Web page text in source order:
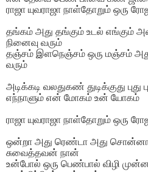
ராஜா யுவராஜா நாள்தோறும் ஒரு
தங்கம் அது தங்கும் உடல் எங்கும்
நினைவு வரும்
தஞ்சம் இளநெஞ்சம் ஒரு மஞ்சம்
வரும்
அடிக்கடி வலதுகண் துடிக்குது புது
எந்நாளும் என் மோகம் உன் யோகம்
ராஜா யுவராஜா நாள்தோறும் ஒரு
ஒன்றா அது ரெண்டா அது சொன்னால்
சுவைத்தவன் நான்
உன்போல் ஒரு பெண்பால் விழி